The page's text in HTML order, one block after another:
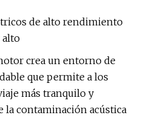
de alto rendimiento
alto
crea un entorno de
que permite a los
más tranquilo y
la contaminación acústica